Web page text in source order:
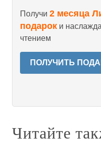
Получи 2 месяца
подарок и
чтением
ПОЛУЧИТЬ
Читайте